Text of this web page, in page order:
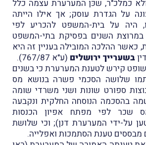
כמלכ"ר, שכּן המערערת עצמה כלל
על הגדרת עוסק; אך אילו הייתה
היה על בית-המשפט להכריע לפי
במרוצת השנים בפסיקת בתי-המשפט
כאשר ההלכה המובילה בעניין זה היא
בשערייך ירושלים (ע"א 767/87).
קירש לטענת המערערת כי בשנים
ו-2012 נחתמו שלושה הסכמי פשרה בנושא מס
ספורט שונות ושני משרדי שומה
בהסכמה הנוסחה החלקית ונקבעה
שכר לפי מפתח אפיון הכנסות
על-ידי המערערת דנן); וכי שלושת
טענת הסתמכות ואפלייה.